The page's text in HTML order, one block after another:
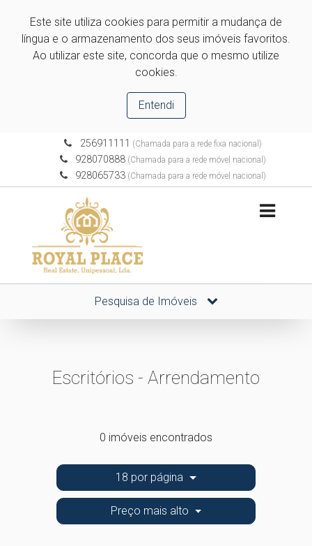
Este site utiliza cookies para permitir a mudança de
língua e o armazenamento dos seus imóveis favoritos.
Ao utilizar este site, concorda que o mesmo utilize
cookies.
Entendi
256911111 (Chamada para a rede fixa nacional)
928070888 (Chamada para a rede móvel nacional)
928065733 (Chamada para a rede móvel nacional)
Pesquisa de Imóveis
Escritórios - Arrendamento
0 imóveis encontrados
18 por página
Preço mais alto